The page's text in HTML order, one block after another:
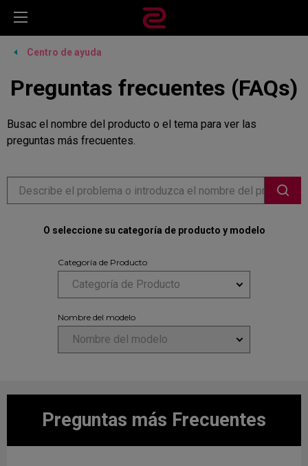
Centro de ayuda
Preguntas frecuentes (FAQs)
Busac el nombre del producto o el tema para ver las
preguntas más frecuentes.
O seleccione su categoría de producto y modelo
Categoría de Producto
Categoría de Producto
Nombre del modelo
Nombre del modelo
Preguntas más Frecuentes